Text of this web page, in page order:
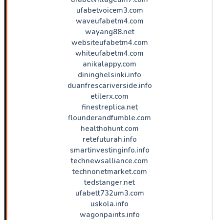
ufabetvoicem3.com
waveufabetm4.com
wayang88.net
websiteufabetm4.com
whiteufabetm4.com
anikalappy.com
dininghelsinki.info
duanfrescariverside.info
etilerx.com
finestreplica.net
flounderandfumble.com
healthohunt.com
retefuturah.info
smartinvestinginfo.info
technewsalliance.com
technonetmarket.com
tedstanger.net
ufabett732um3.com
uskola.info
wagonpaints.info